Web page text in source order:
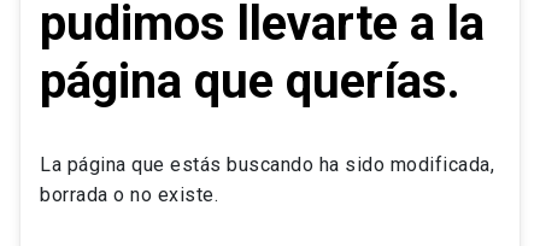
pudimos llevarte a la
página que querías.
La página que estás buscando ha sido modificada,
borrada o no existe.